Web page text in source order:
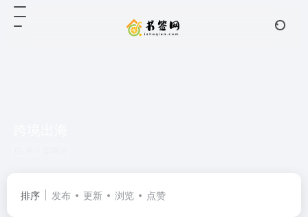
排序 发布 更新 浏览 点赞